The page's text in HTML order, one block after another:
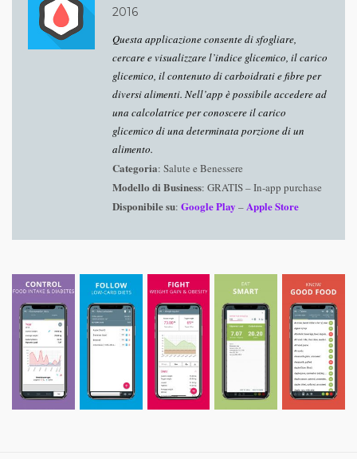
2016
Questa applicazione consente di sfogliare,
cercare e visualizzare l’indice glicemico, il carico
glicemico, il contenuto di carboidrati e fibre per
diversi alimenti. Nell’app è possibile accedere ad
una calcolatrice per conoscere il carico
glicemico di una determinata porzione di un
alimento.
Categoria: Salute e Benessere
Modello di Business: GRATIS – In-app purchase
Disponibile su: Google Play –Apple Store